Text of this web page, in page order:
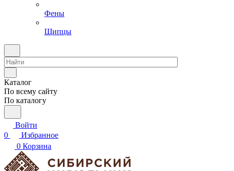
Фены
Щипцы
Каталог
По всему сайту
По каталогу
Войти
0
Избранное
0 Корзина